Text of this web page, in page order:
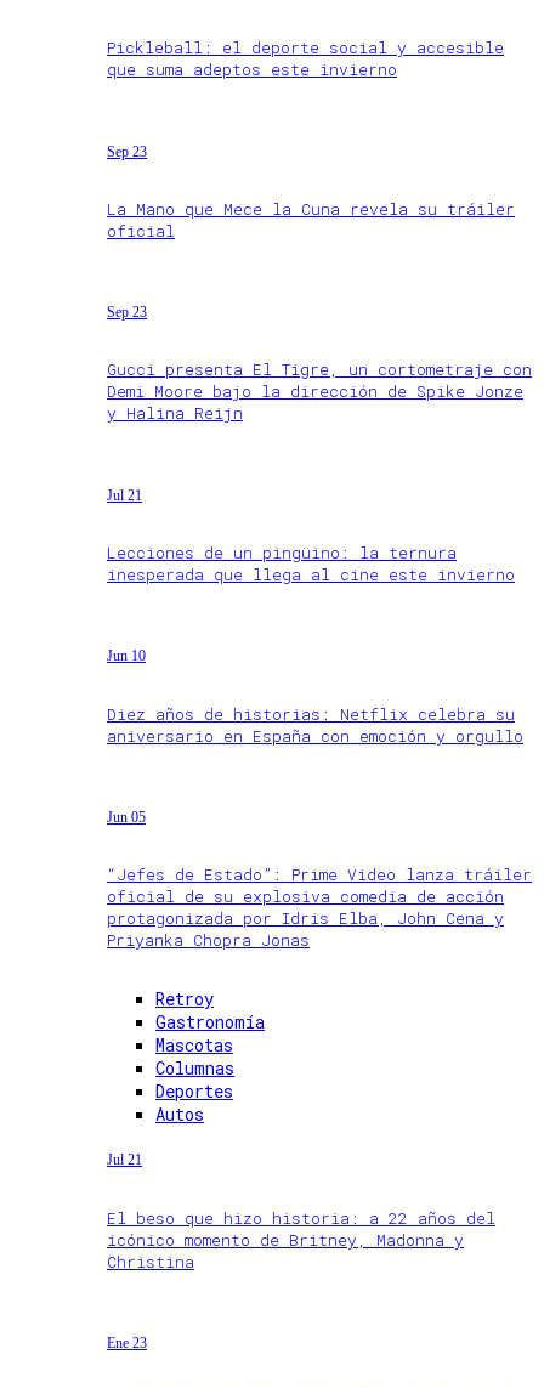
Pickleball: el deporte social y accesible
que suma adeptos este invierno
Sep 23
La Mano que Mece la Cuna revela su tráiler
oficial
Sep 23
Gucci presenta El Tigre, un cortometraje con
Demi Moore bajo la dirección de Spike Jonze
y Halina Reijn
Jul 21
Lecciones de un pingüino: la ternura
inesperada que llega al cine este invierno
Jun 10
Diez años de historias: Netflix celebra su
aniversario en España con emoción y orgullo
Jun 05
“Jefes de Estado”: Prime Video lanza tráiler
oficial de su explosiva comedia de acción
protagonizada por Idris Elba, John Cena y
Priyanka Chopra Jonas
Retroy
Gastronomía
Mascotas
Columnas
Deportes
Autos
Jul 21
El beso que hizo historia: a 22 años del
icónico momento de Britney, Madonna y
Christina
Ene 23